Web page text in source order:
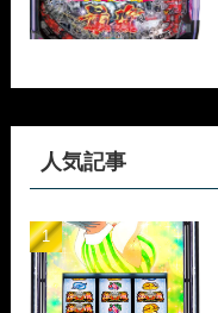
人気記事